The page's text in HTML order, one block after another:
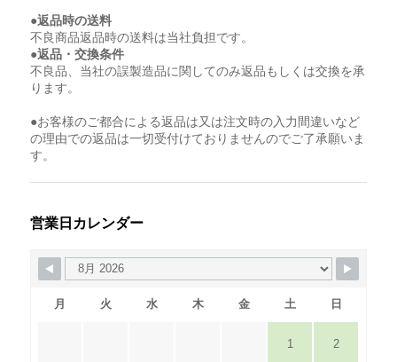
●返品時の送料
不良商品返品時の送料は当社負担です。
●返品・交換条件
不良品、当社の誤製造品に関してのみ返品もしくは交換を承
ります。
●お客様のご都合による返品は又は注文時の入力間違いなど
の理由での返品は一切受付けておりませんのでご了承願いま
す。
営業日カレンダー
月 火 水 木 金 土 日
1 2